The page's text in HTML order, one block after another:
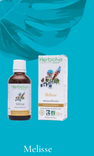
Melisse